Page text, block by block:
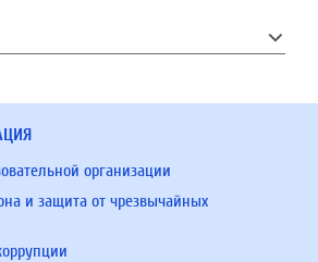
организации
и защита от чрезвычайных